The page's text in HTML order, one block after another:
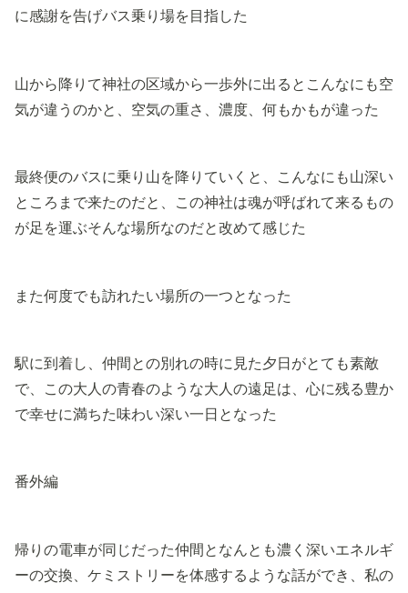
に感謝を告げバス乗り場を目指した
山から降りて神社の区域から一歩外に出るとこんなにも空
気が違うのかと、空気の重さ、濃度、何もかもが違った
最終便のバスに乗り山を降りていくと、こんなにも山深い
ところまで来たのだと、この神社は魂が呼ばれて来るもの
が足を運ぶそんな場所なのだと改めて感じた
また何度でも訪れたい場所の一つとなった
駅に到着し、仲間との別れの時に見た夕日がとても素敵
で、この大人の青春のような大人の遠足は、心に残る豊か
で幸せに満ちた味わい深い一日となった
番外編
帰りの電車が同じだった仲間となんとも濃く深いエネルギ
ーの交換、ケミストリーを体感するような話ができ、私の